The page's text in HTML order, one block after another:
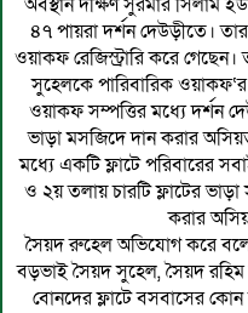
৪৭ পায়রা দর্শন দেউড়ীতে।
ওয়াকফ রেজিস্ট্রারি করে
সুহেলকে পারিবারিক
ওয়াকফ সম্পত্তির মধ্যে দর্শন
ভাড়া মসজিদে দান করার
মধ্যে একটি ফ্লাটে পরিবারের
ও ২য় তলায় চারটি ফ্লাটের
করার
সৈয়দ রুহেল অভিযোগ করে
বড়ভাই সৈয়দ সুহেল, সৈয়দ রহিম
বোনদের ফ্লাটে বসবাসের কোন